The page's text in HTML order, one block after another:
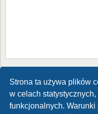
Strona ta używa plików
w celach
funkcjonalnych.
Forum Dinozaury.com Strona